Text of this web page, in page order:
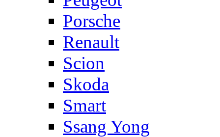
Porsche
Renault
Scion
Skoda
Smart
Ssang Yong